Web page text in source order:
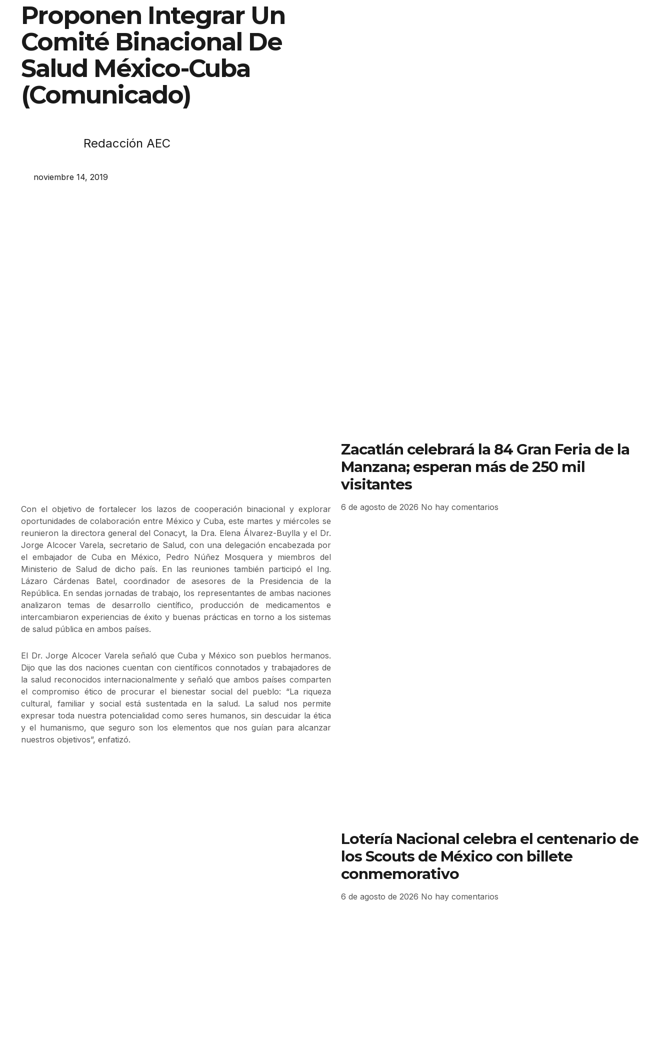
Proponen Integrar Un
Comité Binacional De
Salud México-Cuba
(Comunicado)
Redacción AEC
noviembre 14, 2019
Con el objetivo de fortalecer los lazos de cooperación binacional y explorar
oportunidades de colaboración entre México y Cuba, este martes y miércoles se
reunieron la directora general del Conacyt, la Dra. Elena Álvarez-Buylla y el Dr.
Jorge Alcocer Varela, secretario de Salud, con una delegación encabezada por
el embajador de Cuba en México, Pedro Núñez Mosquera y miembros del
Ministerio de Salud de dicho país. En las reuniones también participó el Ing.
Lázaro Cárdenas Batel, coordinador de asesores de la Presidencia de la
República. En sendas jornadas de trabajo, los representantes de ambas naciones
analizaron temas de desarrollo científico, producción de medicamentos e
intercambiaron experiencias de éxito y buenas prácticas en torno a los sistemas
de salud pública en ambos países.
El Dr. Jorge Alcocer Varela señaló que Cuba y México son pueblos hermanos.
Dijo que las dos naciones cuentan con científicos connotados y trabajadores de
la salud reconocidos internacionalmente y señaló que ambos países comparten
el compromiso ético de procurar el bienestar social del pueblo: “La riqueza
cultural, familiar y social está sustentada en la salud. La salud nos permite
expresar toda nuestra potencialidad como seres humanos, sin descuidar la ética
y el humanismo, que seguro son los elementos que nos guían para alcanzar
nuestros objetivos”, enfatizó.
Zacatlán celebrará la 84 Gran Feria de la
Manzana; esperan más de 250 mil
visitantes
6 de agosto de 2026 No hay comentarios
Lotería Nacional celebra el centenario de
los Scouts de México con billete
conmemorativo
6 de agosto de 2026 No hay comentarios